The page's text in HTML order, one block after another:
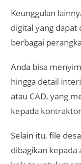
Keunggulan
digital yang
berbagai
Anda bisa
hingga detail
atau CAD, yang
kepada
Selain itu, file
dibagikan kepada